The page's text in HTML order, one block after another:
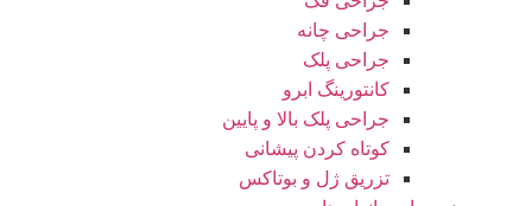
جراحی چانه
جراحی پلک
کانتورینگ ابرو
جراحی پلک بالا و پایین
کوتاه کردن پیشانی
تزریق ژل و بوتاکس